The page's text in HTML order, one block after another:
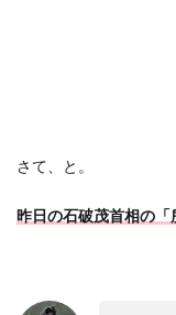
さて、と。
昨日の石破茂首相の「